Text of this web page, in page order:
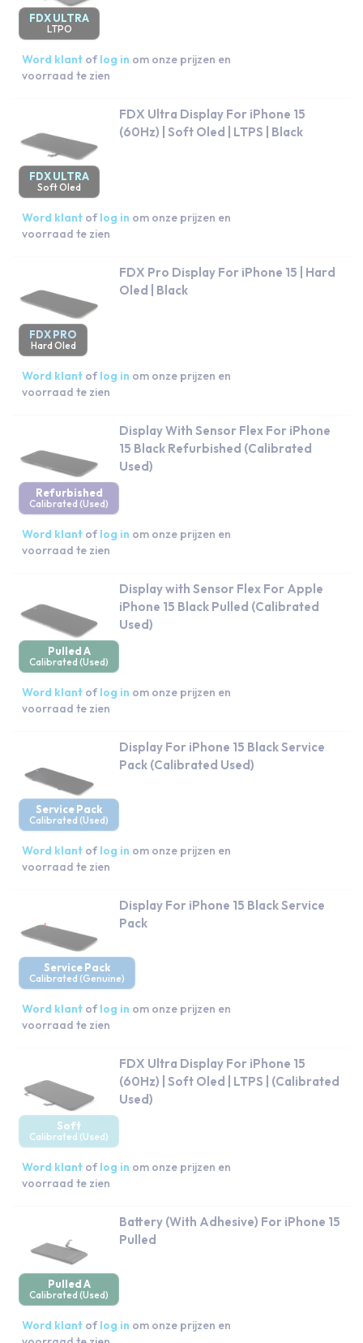
FDX ULTRA
LTPO
Word klant of log in om onze prijzen en
voorraad te zien
FDX ULTRA
Soft Oled
FDX Ultra Display For iPhone 15
(60Hz) | Soft Oled | LTPS | Black
Word klant of log in om onze prijzen en
voorraad te zien
FDX PRO
Hard Oled
FDX Pro Display For iPhone 15 | Hard
Oled | Black
Word klant of log in om onze prijzen en
voorraad te zien
Refurbished
Calibrated (Used)
Display With Sensor Flex For iPhone
15 Black Refurbished (Calibrated
Used)
Word klant of log in om onze prijzen en
voorraad te zien
Pulled A
Calibrated (Used)
Display with Sensor Flex For Apple
iPhone 15 Black Pulled (Calibrated
Used)
Word klant of log in om onze prijzen en
voorraad te zien
Service Pack
Calibrated (Used)
Display For iPhone 15 Black Service
Pack (Calibrated Used)
Word klant of log in om onze prijzen en
voorraad te zien
Service Pack
Calibrated (Genuine)
Display For iPhone 15 Black Service
Pack
Word klant of log in om onze prijzen en
voorraad te zien
Soft
Calibrated (Used)
FDX Ultra Display For iPhone 15
(60Hz) | Soft Oled | LTPS | (Calibrated
Used)
Word klant of log in om onze prijzen en
voorraad te zien
Pulled A
Calibrated (Used)
Battery (With Adhesive) For iPhone 15
Pulled
Word klant of log in om onze prijzen en